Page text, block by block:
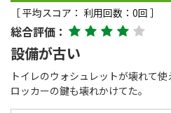
［ 平均スコア： 利用回数：0回 ］
総合評価：
設備が古い
トイレのウォシュレットが壊れて使
ロッカーの鍵も壊れかけてた。